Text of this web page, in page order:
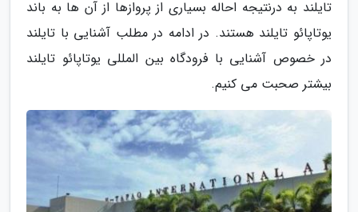
تایلند به درنتیجه احاله بسیاری از پروازها از آن ها به باند
یوتاپائو تایلند هستند. در ادامه در مطلب آشنایی با تایلند
در خصوص آشنایی با فرودگاه بین المللی یوتاپائو تایلند
بیشتر صحبت می کنیم.